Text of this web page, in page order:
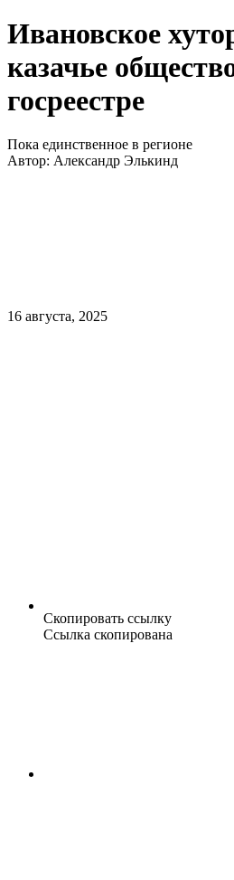
Ивановское
казачье
госреестре
Пока единственное в регионе
Автор: Александр Элькинд
16 августа, 2025
Скопировать ссылку
Ссылка скопирована